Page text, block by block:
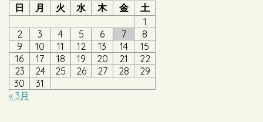
日
月 火 水 木 金
土
1
2
3 4 5 6 7
8
9
10 11 12 13 14
15
16
17 18 19 20 21
22
23
24 25 26 27 28
29
30
31
« 3月